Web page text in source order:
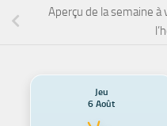
Aperçu de la semaine
Jeu
6 Août